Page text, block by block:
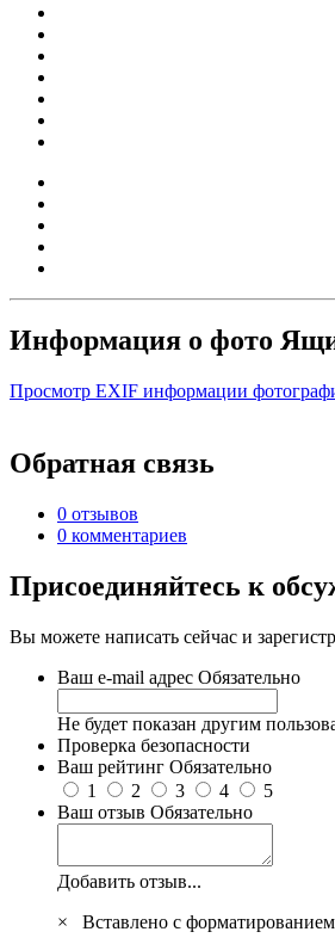
Информация о фото
Просмотр EXIF информации
Обратная связь
0 отзывов
0 комментариев
Присоединяйтесь к
Вы можете написать сейчас и
Ваш e-mail адрес Обязательно
Не будет показан другим
Проверка безопасности
Ваш рейтинг Обязательно
1
2 3 4
5
Ваш отзыв Обязательно
Добавить отзыв...
×
Вставлено с